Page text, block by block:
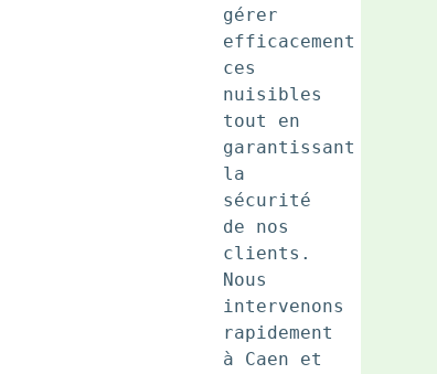
gérer
efficacement
ces
nuisibles
tout en
garantissant
la
sécurité
de nos
clients.
Nous
intervenons
rapidement
à Caen et